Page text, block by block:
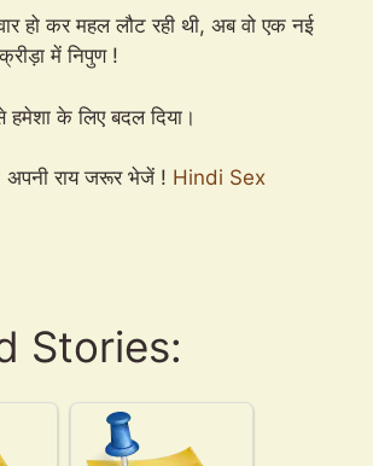
हो कर महल लौट रही थी, अब वो एक नई
में निपुण !
के लिए बदल दिया।
अपनी राय जरूर भेजें ! Hindi Sex
Stories: